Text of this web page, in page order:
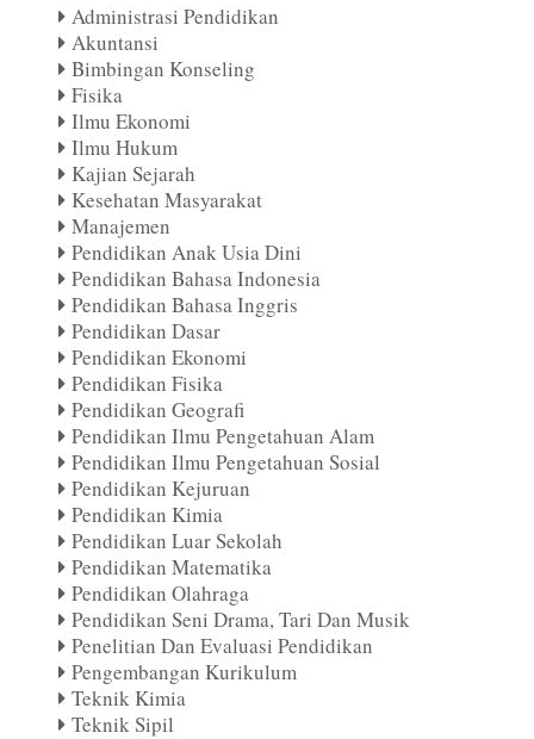
Administrasi Pendidikan
Akuntansi
Bimbingan Konseling
Fisika
Ilmu Ekonomi
Ilmu Hukum
Kajian Sejarah
Kesehatan Masyarakat
Manajemen
Pendidikan Anak Usia Dini
Pendidikan Bahasa Indonesia
Pendidikan Bahasa Inggris
Pendidikan Dasar
Pendidikan Ekonomi
Pendidikan Fisika
Pendidikan Geografi
Pendidikan Ilmu Pengetahuan Alam
Pendidikan Ilmu Pengetahuan Sosial
Pendidikan Kejuruan
Pendidikan Kimia
Pendidikan Luar Sekolah
Pendidikan Matematika
Pendidikan Olahraga
Pendidikan Seni Drama, Tari Dan Musik
Penelitian Dan Evaluasi Pendidikan
Pengembangan Kurikulum
Teknik Kimia
Teknik Sipil